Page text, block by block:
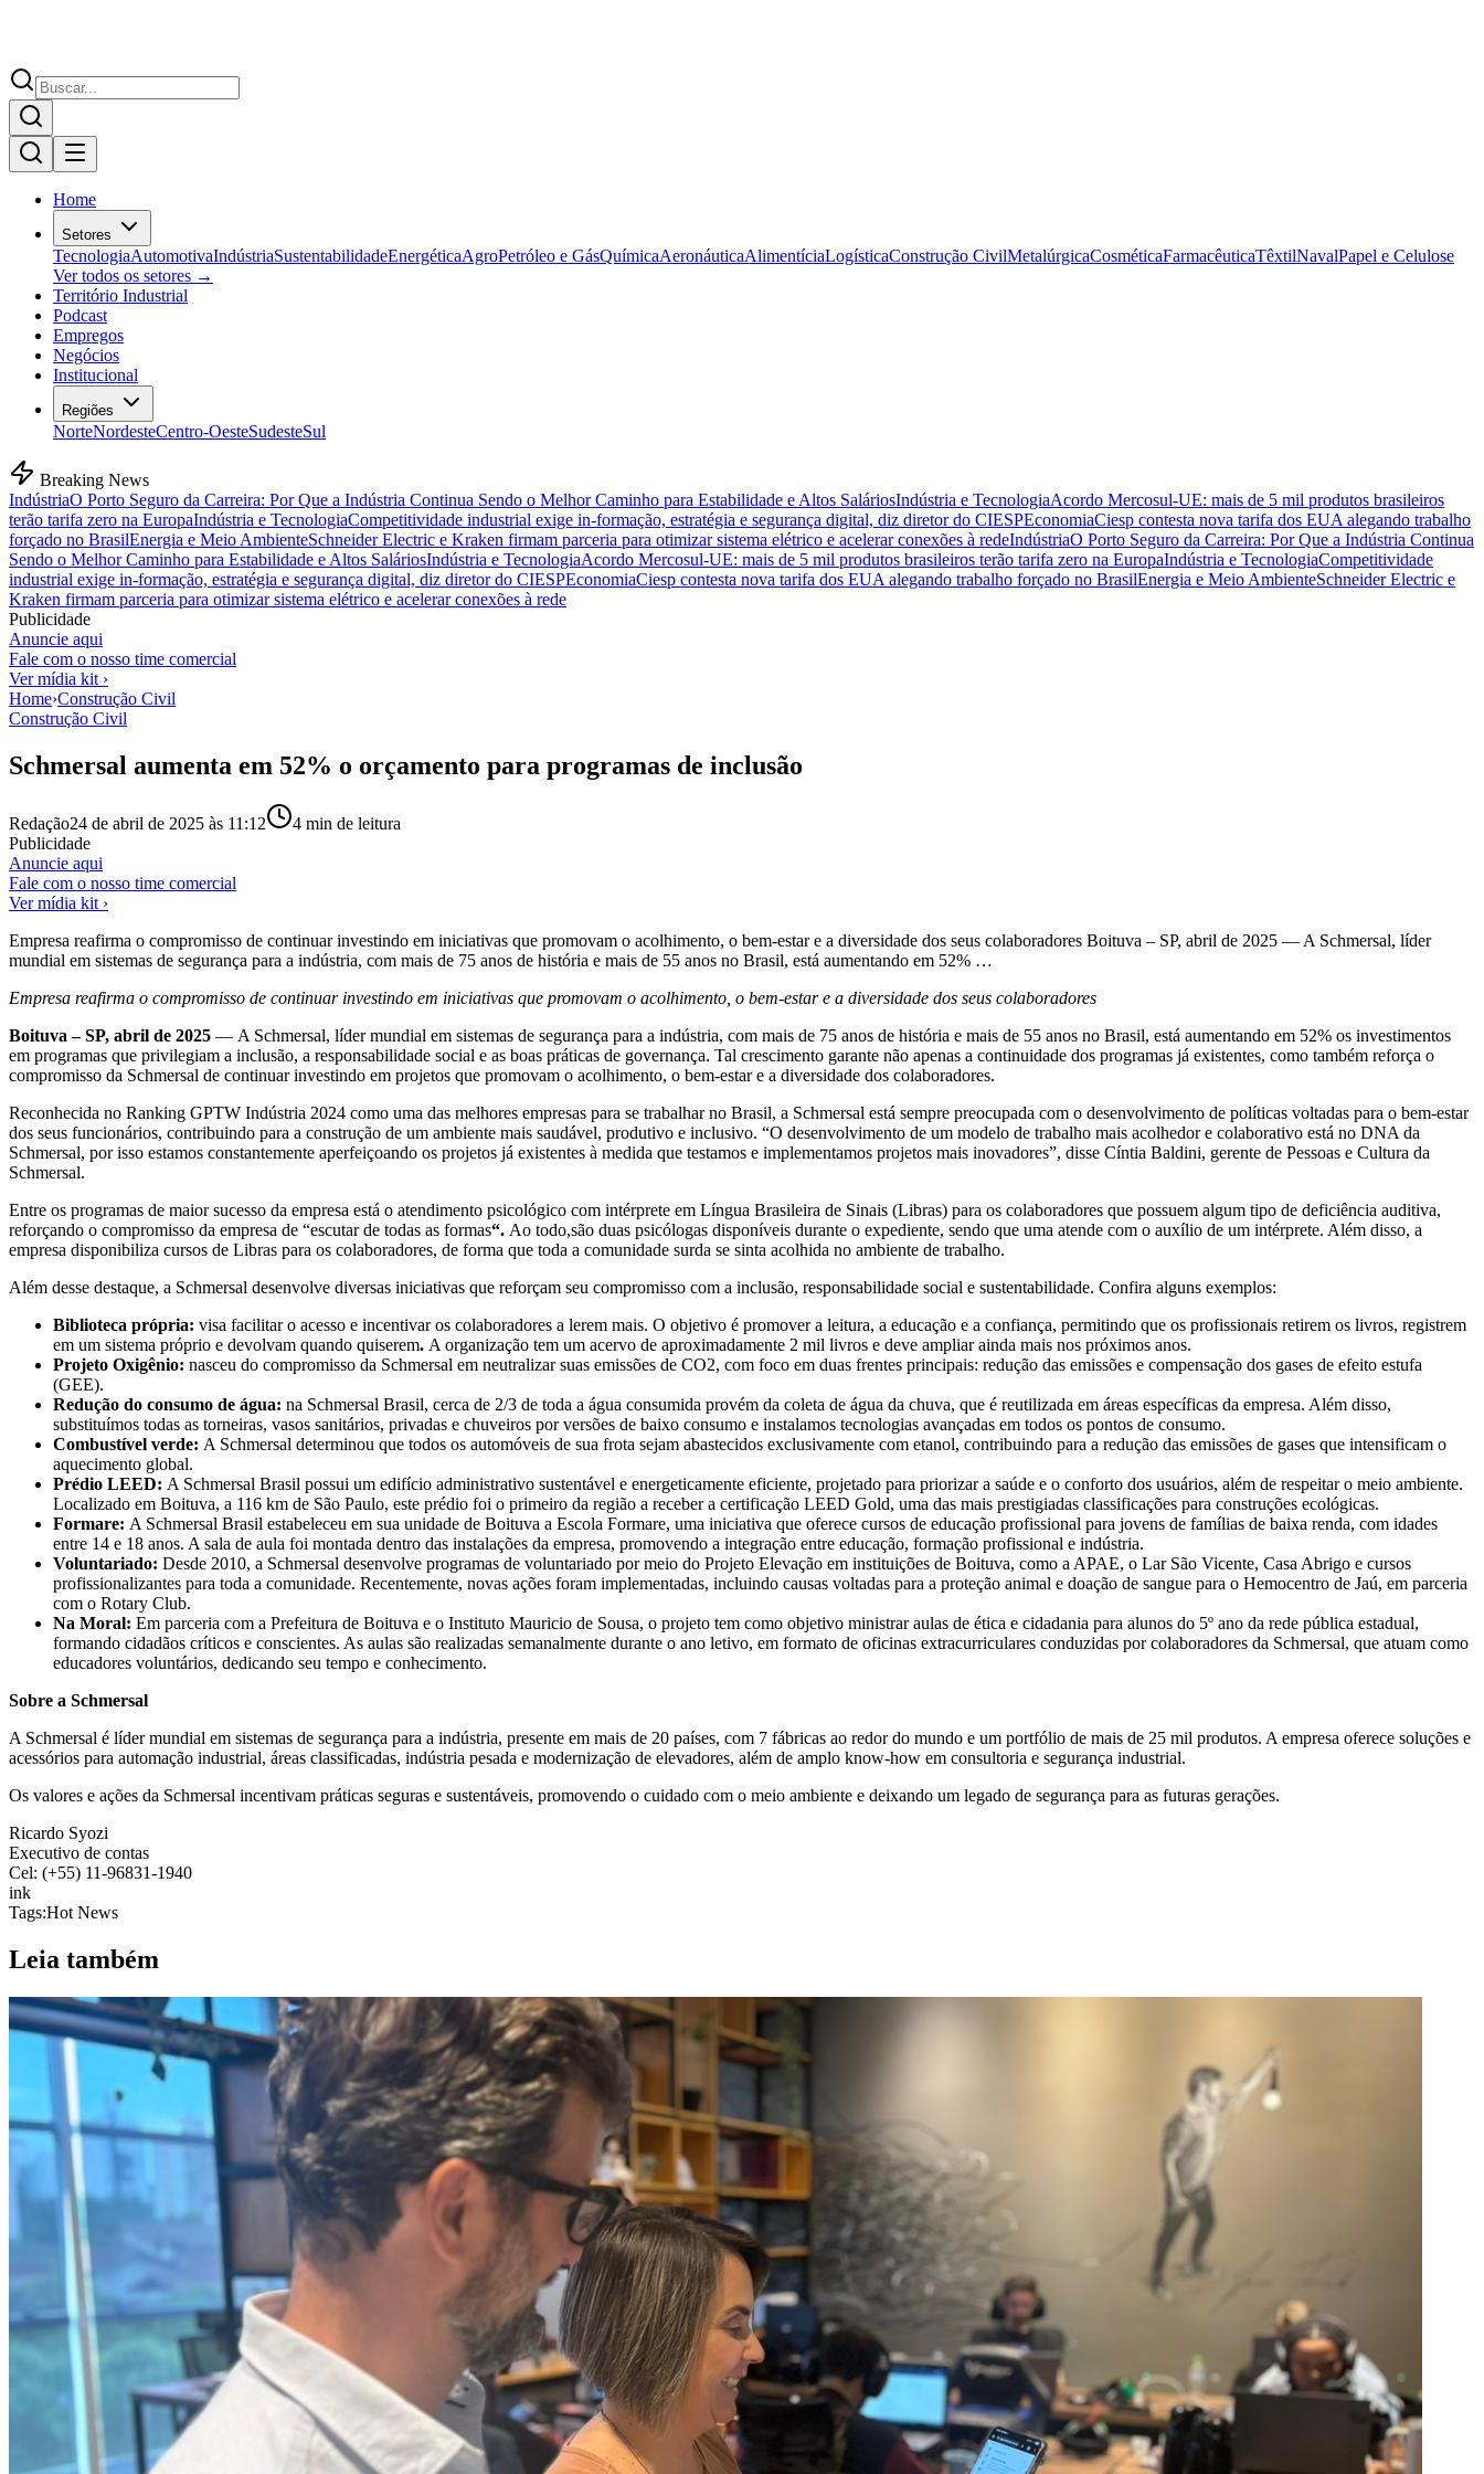
Home
Setores
TecnologiaAutomotivaIndústriaSustentabilidadeEnergéticaAgroPetróleo e GásQuímicaAeronáuticaAlimentíciaLogísticaConstrução CivilMetalúrgicaCosméticaFarmacêuticaTêxtilNavalPapel e Celulose
Ver todos os setores →
Território Industrial
Podcast
Empregos
Negócios
Institucional
Regiões
NorteNordesteCentro-OesteSudesteSul
Breaking News
IndústriaO Porto Seguro da Carreira: Por Que a Indústria Continua Sendo o Melhor Caminho para Estabilidade e Altos SaláriosIndústria e TecnologiaAcordo Mercosul-UE: mais de 5 mil produtos brasileiros
terão tarifa zero na EuropaIndústria e TecnologiaCompetitividade industrial exige in-formação, estratégia e segurança digital, diz diretor do CIESPEconomiaCiesp contesta nova tarifa dos EUA alegando trabalho
forçado no BrasilEnergia e Meio AmbienteSchneider Electric e Kraken firmam parceria para otimizar sistema elétrico e acelerar conexões à redeIndústriaO Porto Seguro da Carreira: Por Que a Indústria Continua
Sendo o Melhor Caminho para Estabilidade e Altos SaláriosIndústria e TecnologiaAcordo Mercosul-UE: mais de 5 mil produtos brasileiros terão tarifa zero na EuropaIndústria e TecnologiaCompetitividade
industrial exige in-formação, estratégia e segurança digital, diz diretor do CIESPEconomiaCiesp contesta nova tarifa dos EUA alegando trabalho forçado no BrasilEnergia e Meio AmbienteSchneider Electric e
Kraken firmam parceria para otimizar sistema elétrico e acelerar conexões à rede
Publicidade
Anuncie aqui
Fale com o nosso time comercial
Ver mídia kit ›
Home›Construção Civil
Construção Civil
Schmersal aumenta em 52% o orçamento para programas de inclusão
Redação24 de abril de 2025 às 11:12 4 min de leitura
Publicidade
Anuncie aqui
Fale com o nosso time comercial
Ver mídia kit ›
Empresa reafirma o compromisso de continuar investindo em iniciativas que promovam o acolhimento, o bem-estar e a diversidade dos seus colaboradores Boituva – SP, abril de 2025 — A Schmersal, líder
mundial em sistemas de segurança para a indústria, com mais de 75 anos de história e mais de 55 anos no Brasil, está aumentando em 52% …
Empresa reafirma o compromisso de continuar investindo em iniciativas que promovam o acolhimento, o bem-estar e a diversidade dos seus colaboradores
Boituva – SP, abril de 2025 — A Schmersal, líder mundial em sistemas de segurança para a indústria, com mais de 75 anos de história e mais de 55 anos no Brasil, está aumentando em 52% os investimentos
em programas que privilegiam a inclusão, a responsabilidade social e as boas práticas de governança. Tal crescimento garante não apenas a continuidade dos programas já existentes, como também reforça o
compromisso da Schmersal de continuar investindo em projetos que promovam o acolhimento, o bem-estar e a diversidade dos colaboradores.
Reconhecida no Ranking GPTW Indústria 2024 como uma das melhores empresas para se trabalhar no Brasil, a Schmersal está sempre preocupada com o desenvolvimento de políticas voltadas para o bem-estar
dos seus funcionários, contribuindo para a construção de um ambiente mais saudável, produtivo e inclusivo. “O desenvolvimento de um modelo de trabalho mais acolhedor e colaborativo está no DNA da
Schmersal, por isso estamos constantemente aperfeiçoando os projetos já existentes à medida que testamos e implementamos projetos mais inovadores”, disse Cíntia Baldini, gerente de Pessoas e Cultura da
Schmersal.
Entre os programas de maior sucesso da empresa está o atendimento psicológico com intérprete em Língua Brasileira de Sinais (Libras) para os colaboradores que possuem algum tipo de deficiência auditiva,
reforçando o compromisso da empresa de “escutar de todas as formas“. Ao todo,são duas psicólogas disponíveis durante o expediente, sendo que uma atende com o auxílio de um intérprete. Além disso, a
empresa disponibiliza cursos de Libras para os colaboradores, de forma que toda a comunidade surda se sinta acolhida no ambiente de trabalho.
Além desse destaque, a Schmersal desenvolve diversas iniciativas que reforçam seu compromisso com a inclusão, responsabilidade social e sustentabilidade. Confira alguns exemplos:
Biblioteca própria: visa facilitar o acesso e incentivar os colaboradores a lerem mais. O objetivo é promover a leitura, a educação e a confiança, permitindo que os profissionais retirem os livros, registrem
em um sistema próprio e devolvam quando quiserem. A organização tem um acervo de aproximadamente 2 mil livros e deve ampliar ainda mais nos próximos anos.
Projeto Oxigênio: nasceu do compromisso da Schmersal em neutralizar suas emissões de CO2, com foco em duas frentes principais: redução das emissões e compensação dos gases de efeito estufa
(GEE).
Redução do consumo de água: na Schmersal Brasil, cerca de 2/3 de toda a água consumida provém da coleta de água da chuva, que é reutilizada em áreas específicas da empresa. Além disso,
substituímos todas as torneiras, vasos sanitários, privadas e chuveiros por versões de baixo consumo e instalamos tecnologias avançadas em todos os pontos de consumo.
Combustível verde: A Schmersal determinou que todos os automóveis de sua frota sejam abastecidos exclusivamente com etanol, contribuindo para a redução das emissões de gases que intensificam o
aquecimento global.
Prédio LEED: A Schmersal Brasil possui um edifício administrativo sustentável e energeticamente eficiente, projetado para priorizar a saúde e o conforto dos usuários, além de respeitar o meio ambiente.
Localizado em Boituva, a 116 km de São Paulo, este prédio foi o primeiro da região a receber a certificação LEED Gold, uma das mais prestigiadas classificações para construções ecológicas.
Formare: A Schmersal Brasil estabeleceu em sua unidade de Boituva a Escola Formare, uma iniciativa que oferece cursos de educação profissional para jovens de famílias de baixa renda, com idades
entre 14 e 18 anos. A sala de aula foi montada dentro das instalações da empresa, promovendo a integração entre educação, formação profissional e indústria.
Voluntariado: Desde 2010, a Schmersal desenvolve programas de voluntariado por meio do Projeto Elevação em instituições de Boituva, como a APAE, o Lar São Vicente, Casa Abrigo e cursos
profissionalizantes para toda a comunidade. Recentemente, novas ações foram implementadas, incluindo causas voltadas para a proteção animal e doação de sangue para o Hemocentro de Jaú, em parceria
com o Rotary Club.
Na Moral: Em parceria com a Prefeitura de Boituva e o Instituto Mauricio de Sousa, o projeto tem como objetivo ministrar aulas de ética e cidadania para alunos do 5º ano da rede pública estadual,
formando cidadãos críticos e conscientes. As aulas são realizadas semanalmente durante o ano letivo, em formato de oficinas extracurriculares conduzidas por colaboradores da Schmersal, que atuam como
educadores voluntários, dedicando seu tempo e conhecimento.
Sobre a Schmersal
A Schmersal é líder mundial em sistemas de segurança para a indústria, presente em mais de 20 países, com 7 fábricas ao redor do mundo e um portfólio de mais de 25 mil produtos. A empresa oferece soluções e
acessórios para automação industrial, áreas classificadas, indústria pesada e modernização de elevadores, além de amplo know-how em consultoria e segurança industrial.
Os valores e ações da Schmersal incentivam práticas seguras e sustentáveis, promovendo o cuidado com o meio ambiente e deixando um legado de segurança para as futuras gerações.
Ricardo Syozi
Executivo de contas
Cel: (+55) 11-96831-1940
ink
Tags:Hot News
Leia também